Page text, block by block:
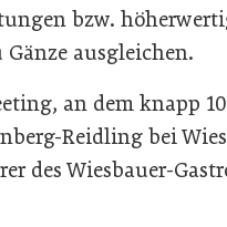
bzw.
ausgleichen.
an dem knapp
Reidling bei
des Wiesbauer-